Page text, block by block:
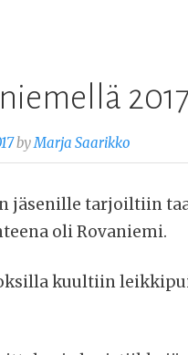
2017
by Marja Saarikko
jäsenille tarjoiltiin
oli Rovaniemi.
kuultiin